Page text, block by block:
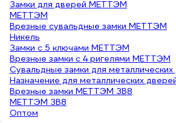
Замки для дверей МЕТТЭМ
МЕТТЭМ
Врезные сувальдные замки МЕТТЭМ
Никель
Замки с 5 ключами МЕТТЭМ
Врезные замки с 4 ригелями МЕТТЭМ
Сувальдные замки для
Назначение для металлических
Врезные замки МЕТТЭМ ЗВ8
МЕТТЭМ ЗВ8
Оптом